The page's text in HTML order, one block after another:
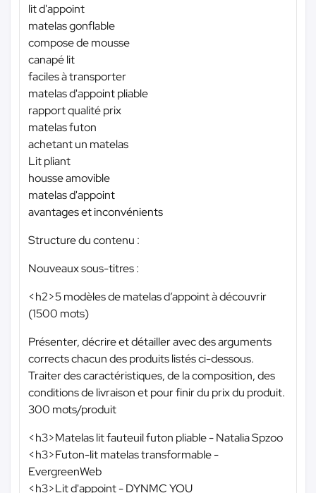
lit d'appoint
matelas gonflable
compose de mousse
canapé lit
faciles à transporter
matelas d'appoint pliable
rapport qualité prix
matelas futon
achetant un matelas
Lit pliant
housse amovible
matelas d'appoint
avantages et inconvénients
Structure du contenu :
Nouveaux sous-titres :
<h2>5 modèles de matelas d’appoint à découvrir
(1500 mots)
Présenter, décrire et détailler avec des arguments
corrects chacun des produits listés ci-dessous.
Traiter des caractéristiques, de la composition, des
conditions de livraison et pour finir du prix du produit.
300 mots/produit
<h3>Matelas lit fauteuil futon pliable - Natalia Spzoo
<h3>Futon-lit matelas transformable -
EvergreenWeb
<h3>Lit d'appoint - DYNMC YOU